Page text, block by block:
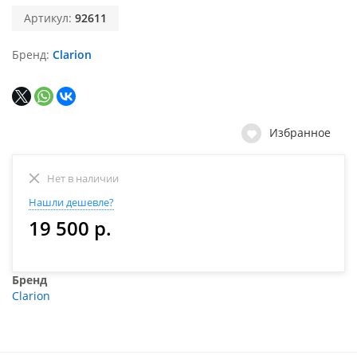
Артикул: 92611
Бренд Clarion
Избранное
Нет в наличии
Нашли дешевле?
19 500 р.
Бренд
Clarion